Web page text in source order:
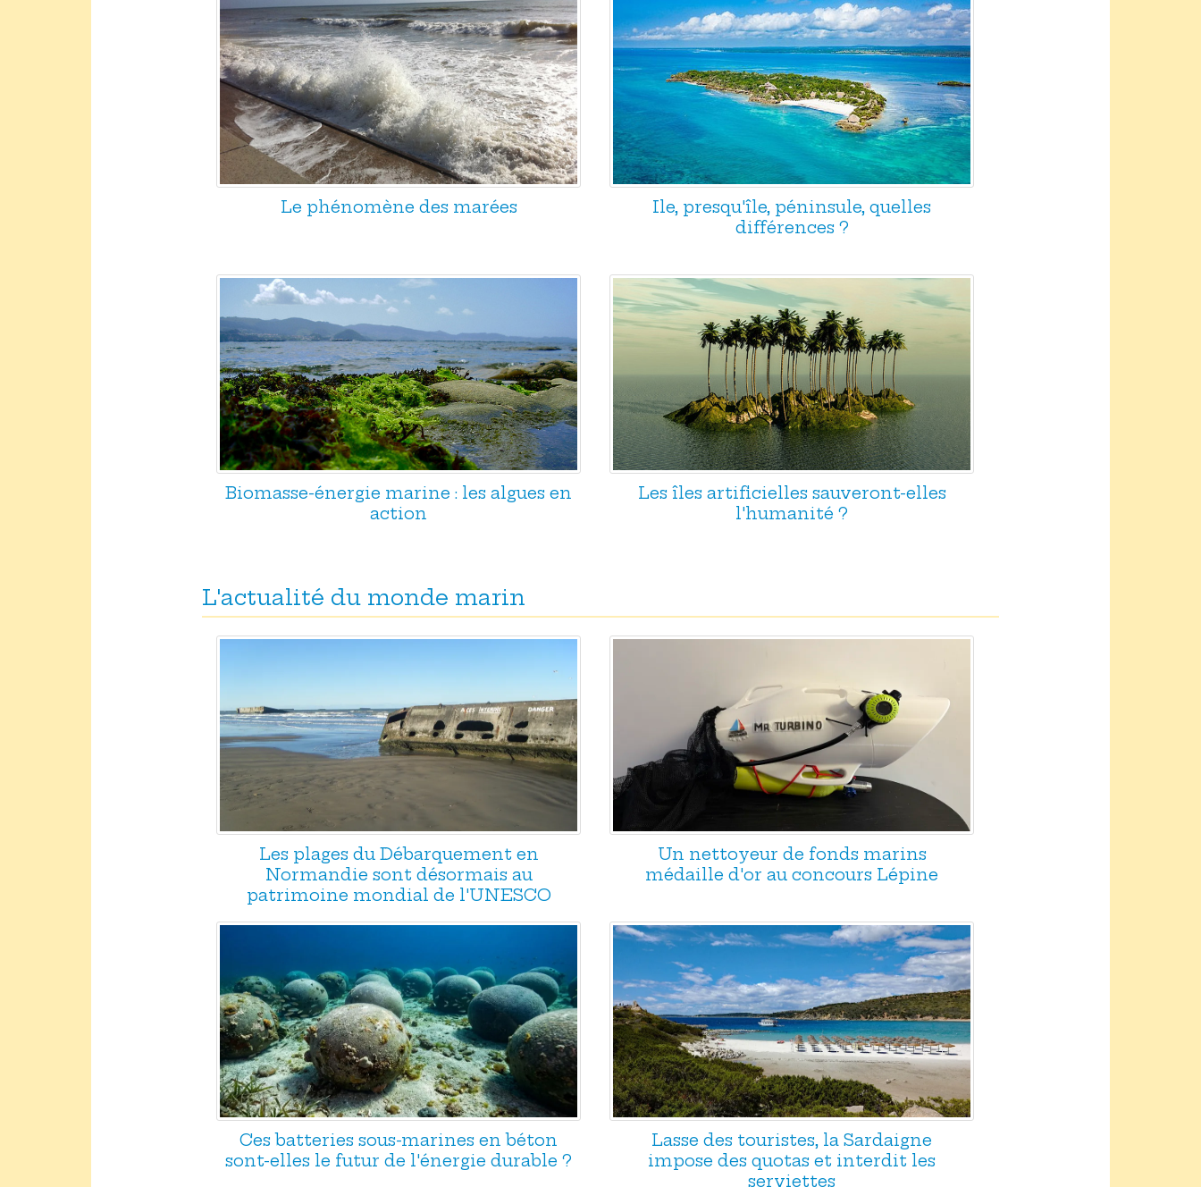
Le phénomène des marées
Ile, presqu'île, péninsule, quelles
différences ?
Biomasse-énergie marine : les algues en
action
Les îles artificielles sauveront-elles
l'humanité ?
L'actualité du monde marin
Les plages du Débarquement en
Normandie sont désormais au
patrimoine mondial de l'UNESCO
Un nettoyeur de fonds marins
médaille d'or au concours Lépine
Ces batteries sous-marines en béton
sont-elles le futur de l'énergie durable ?
Lasse des touristes, la Sardaigne
impose des quotas et interdit les
serviettes